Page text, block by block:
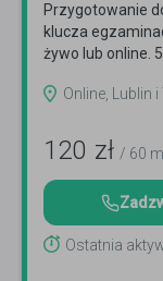
Przygotowanie
klucza
żywo lub online.
Online, Lublin
120 zł / 60
Ostatnia